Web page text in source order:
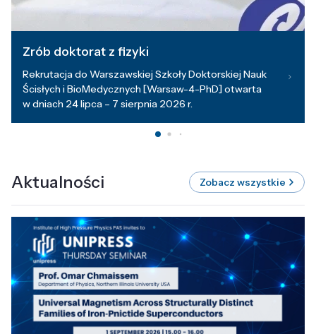
Zrób doktorat z fizyki
Rekrutacja do Warszawskiej Szkoły Doktorskiej Nauk
Ścisłych i BioMedycznych [Warsaw-4-PhD] otwarta
w dniach 24 lipca – 7 sierpnia 2026 r.
Aktualności Zobacz wszystkie